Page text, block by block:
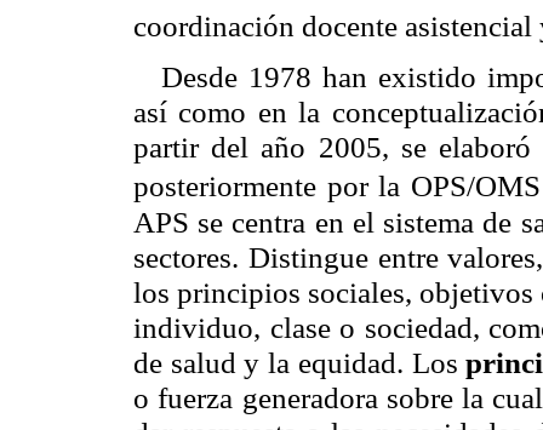
coordinación docente
Desde 1978 han existido
así como en la
partir del año 2005, se
posteriormente por la OPS/
APS se centra en el sistema de
sectores. Distingue entre
los principios sociales, objetivos
individuo, clase o sociedad,
de salud y la equidad. Los
o fuerza generadora sobre la